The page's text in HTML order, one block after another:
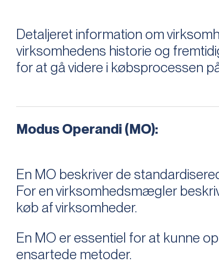
Detaljeret information om
virksomhedens historie og
for at gå videre i købsprocessen
Modus Operandi (MO):
En MO beskriver de
For en virksomhedsmægler
køb af virksomheder.
En MO er essentiel for at kunne
ensartede metoder.